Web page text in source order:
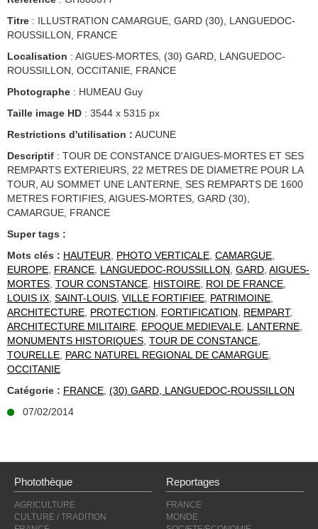
Titre : ILLUSTRATION CAMARGUE, GARD (30), LANGUEDOC-
ROUSSILLON, FRANCE
Localisation : AIGUES-MORTES, (30) GARD, LANGUEDOC-
ROUSSILLON, OCCITANIE, FRANCE
Photographe : HUMEAU Guy
Taille image HD : 3544 x 5315 px
Restrictions d'utilisation : AUCUNE
Descriptif : TOUR DE CONSTANCE D'AIGUES-MORTES ET SES
REMPARTS EXTERIEURS, 22 METRES DE DIAMETRE POUR LA
TOUR, AU SOMMET UNE LANTERNE, SES REMPARTS DE 1600
METRES FORTIFIES, AIGUES-MORTES, GARD (30),
CAMARGUE, FRANCE
Super tags :
Mots clés : HAUTEUR, PHOTO VERTICALE, CAMARGUE,
EUROPE, FRANCE, LANGUEDOC-ROUSSILLON, GARD, AIGUES-
MORTES, TOUR CONSTANCE, HISTOIRE, ROI DE FRANCE,
LOUIS IX, SAINT-LOUIS, VILLE FORTIFIEE, PATRIMOINE,
ARCHITECTURE, PROTECTION, FORTIFICATION, REMPART,
ARCHITECTURE MILITAIRE, EPOQUE MEDIEVALE, LANTERNE,
MONUMENTS HISTORIQUES, TOUR DE CONSTANCE,
TOURELLE, PARC NATUREL REGIONAL DE CAMARGUE,
OCCITANIE
Catégorie : FRANCE, (30) GARD, LANGUEDOC-ROUSSILLON
07/02/2014
Photothèque
AGRICULTURE
CULTURE / TRADITION
Reportages
FRANCE
MONDE